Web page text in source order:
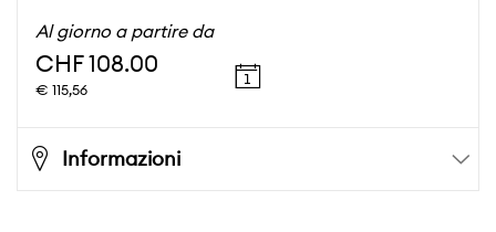
Al giorno a partire da
CHF 108.00
€ 115,56
Informazioni